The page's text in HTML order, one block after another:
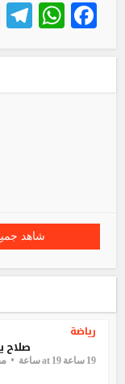
شاهد
رياضة
صلاح
19 ساعة at 19 ساعة